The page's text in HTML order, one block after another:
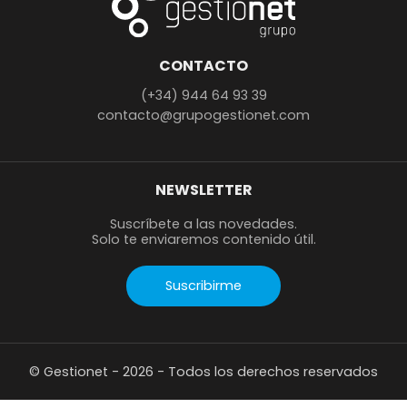
CONTACTO
(+34) 944 64 93 39
contacto@grupogestionet.com
NEWSLETTER
Suscríbete a las novedades.
Solo te enviaremos contenido útil.
Suscribirme
© Gestionet - 2026 - Todos los derechos reservados